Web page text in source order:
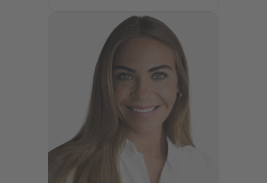
Oralchirurgie
Implantologie
Alterszahnheilkunde
Zahnerhaltung